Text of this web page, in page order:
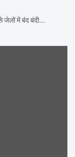
जेलों में बंद बंदी…